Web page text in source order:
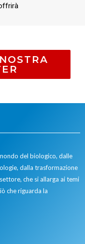
del biologico, dalle
dalla trasformazione
che si allarga ai temi
che riguarda la